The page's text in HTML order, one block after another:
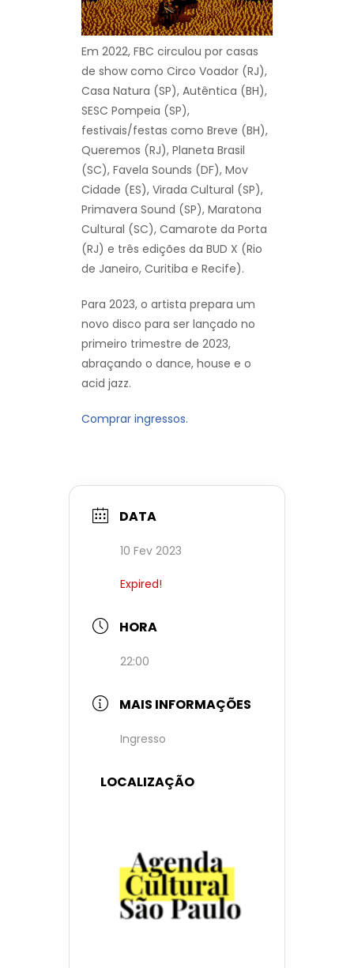
Em 2022, FBC circulou por casas
de show como Circo Voador (RJ),
Casa Natura (SP), Autêntica (BH),
SESC Pompeia (SP),
festivais/festas como Breve (BH),
Queremos (RJ), Planeta Brasil
(SC), Favela Sounds (DF), Mov
Cidade (ES), Virada Cultural (SP),
Primavera Sound (SP), Maratona
Cultural (SC), Camarote da Porta
(RJ) e três edições da BUD X (Rio
de Janeiro, Curitiba e Recife).
Para 2023, o artista prepara um
novo disco para ser lançado no
primeiro trimestre de 2023,
abraçando o dance, house e o
acid jazz.
Comprar ingressos.
DATA
10 Fev 2023
Expired!
HORA
22:00
MAIS INFORMAÇÕES
Ingresso
LOCALIZAÇÃO